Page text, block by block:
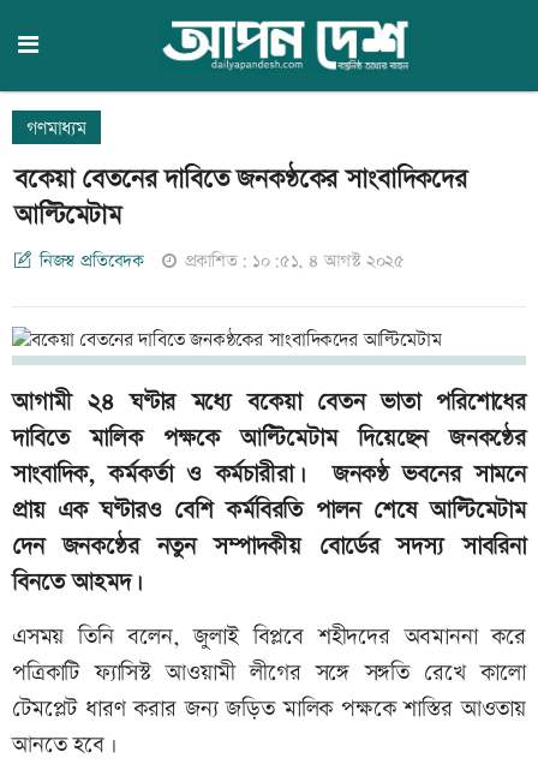
গণমাধ্যম
বকেয়া বেতনের দাবিতে জনকণ্ঠকের সাংবাদিকদের
আল্টিমেটাম
নিজস্ব প্রতিবেদক প্রকাশিত: ১০:৫১, ৪ আগস্ট ২০২৫
আগামী ২৪ ঘণ্টার মধ্যে বকেয়া বেতন ভাতা পরিশোধের
দাবিতে মালিক পক্ষকে আল্টিমেটাম দিয়েছেন জনকণ্ঠের
সাংবাদিক, কর্মকর্তা ও কর্মচারীরা। জনকণ্ঠ ভবনের সামনে
প্রায় এক ঘণ্টারও বেশি কর্মবিরতি পালন শেষে আল্টিমেটাম
দেন জনকণ্ঠের নতুন সম্পাদকীয় বোর্ডের সদস্য সাবরিনা
বিনতে আহমদ।
এসময় তিনি বলেন, জুলাই বিপ্লবে শহীদদের অবমাননা করে
পত্রিকাটি ফ্যাসিস্ট আওয়ামী লীগের সঙ্গে সঙ্গতি রেখে কালো
টেমপ্লেট ধারণ করার জন্য জড়িত মালিক পক্ষকে শাস্তির আওতায়
আনতে হবে।